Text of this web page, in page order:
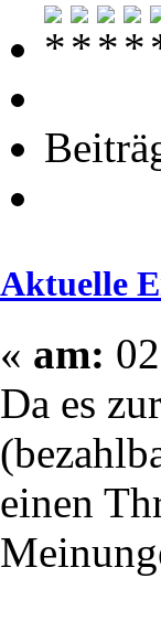
Aktuelle
« am:
Da es
einen